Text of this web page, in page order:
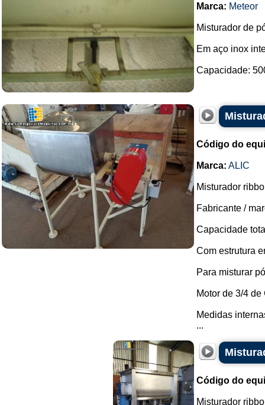
Marca: Meteor
Misturador de
Em aço inox
Capacidade:
Código do
Marca: ALIC
Misturador
Fabricante /
Capacidade
Com estrutura
Para misturar
Motor de 3/4
Medidas
...
Código do
Misturador